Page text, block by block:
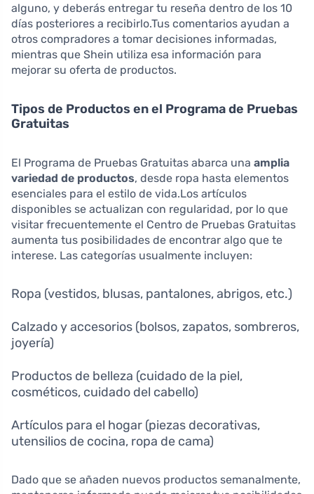
alguno, y deberás entregar tu reseña dentro de los 10
días posteriores a recibirlo.Tus comentarios ayudan a
otros compradores a tomar decisiones informadas,
mientras que Shein utiliza esa información para
mejorar su oferta de productos.
Tipos de Productos en el Programa de Pruebas
Gratuitas
El Programa de Pruebas Gratuitas abarca una amplia
variedad de productos, desde ropa hasta elementos
esenciales para el estilo de vida.Los artículos
disponibles se actualizan con regularidad, por lo que
visitar frecuentemente el Centro de Pruebas Gratuitas
aumenta tus posibilidades de encontrar algo que te
interese. Las categorías usualmente incluyen:
Ropa (vestidos, blusas, pantalones, abrigos, etc.)
Calzado y accesorios (bolsos, zapatos, sombreros,
joyería)
Productos de belleza (cuidado de la piel,
cosméticos, cuidado del cabello)
Artículos para el hogar (piezas decorativas,
utensilios de cocina, ropa de cama)
Dado que se añaden nuevos productos semanalmente,